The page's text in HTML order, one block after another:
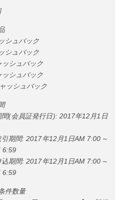
シュバック
シュバック
シュバック
シュバック
ッシュバック
(会員証発行日): 2017年12月1日
期間: 2017年12月1日AM 7:00～
6:59
期間: 2017年12月1日AM 7:00～
6:59
件数量